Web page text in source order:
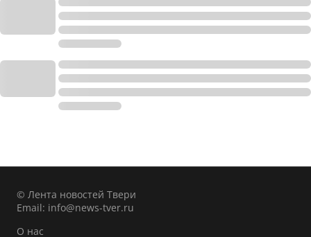
© Лента новостей Твери
Email: info@news-tver.ru
О нас